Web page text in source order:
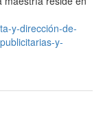
y-dirección-de-
y-